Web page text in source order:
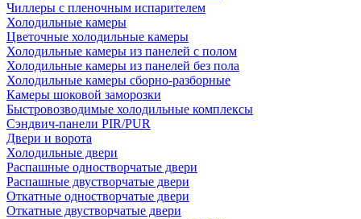
Чиллеры с пленочным испарителем
Холодильные камеры
Цветочные холодильные камеры
Холодильные камеры из панелей с полом
Холодильные камеры из панелей без пола
Холодильные камеры сборно-разборные
Камеры шоковой заморозки
Быстровозводимые холодильные комплексы
Сэндвич-панели PIR/PUR
Двери и ворота
Холодильные двери
Распашные одностворчатые двери
Распашные двустворчатые двери
Откатные одностворчатые двери
Откатные двустворчатые двери